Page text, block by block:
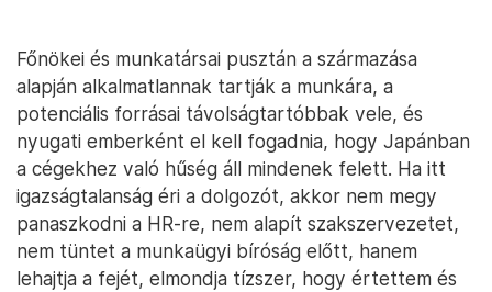
Főnökei és munkatársai pusztán a származása
alapján alkalmatlannak tartják a munkára, a
potenciális forrásai távolságtartóbbak vele, és
nyugati emberként el kell fogadnia, hogy Japánban
a cégekhez való hűség áll mindenek felett. Ha itt
igazságtalanság éri a dolgozót, akkor nem megy
panaszkodni a HR-re, nem alapít szakszervezetet,
nem tüntet a munkaügyi bíróság előtt, hanem
lehajtja a fejét, elmondja tízszer, hogy értettem és